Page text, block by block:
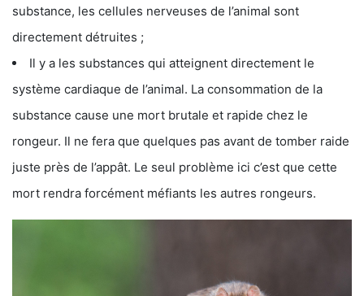
substance, les cellules nerveuses de l’animal sont
directement détruites ;
Il y a les substances qui atteignent directement le
système cardiaque de l’animal. La consommation de la
substance cause une mort brutale et rapide chez le
rongeur. Il ne fera que quelques pas avant de tomber raide
juste près de l’appât. Le seul problème ici c’est que cette
mort rendra forcément méfiants les autres rongeurs.